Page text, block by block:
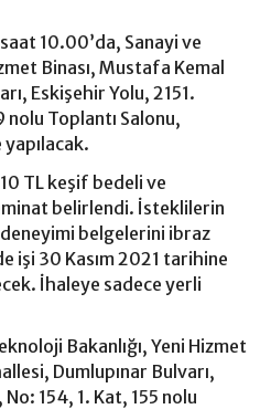
10.00’da, Sanayi ve
Binası, Mustafa Kemal
Eskişehir Yolu, 2151.
nolu Toplantı Salonu,
TL keşif bedeli ve
belirlendi. İsteklilerin
belgelerini ibraz
işi 30 Kasım 2021 tarihine
İhaleye sadece yerli
Bakanlığı, Yeni Hizmet
Dumlupınar Bulvarı,
154, 1. Kat, 155 nolu